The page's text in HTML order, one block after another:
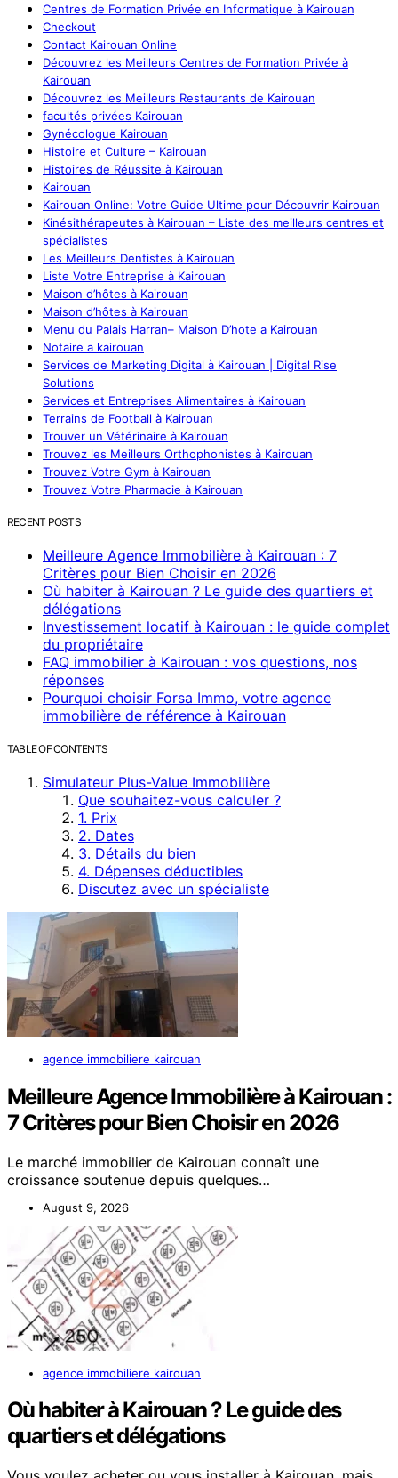
Centres de Formation Privée en Informatique à Kairouan
Checkout
Contact Kairouan Online
Découvrez les Meilleurs Centres de Formation Privée à
Kairouan
Découvrez les Meilleurs Restaurants de Kairouan
facultés privées Kairouan
Gynécologue Kairouan
Histoire et Culture – Kairouan
Histoires de Réussite à Kairouan
Kairouan
Kairouan Online: Votre Guide Ultime pour Découvrir Kairouan
Kinésithérapeutes à Kairouan – Liste des meilleurs centres et
spécialistes
Les Meilleurs Dentistes à Kairouan
Liste Votre Entreprise à Kairouan
Maison d’hôtes à Kairouan
Maison d’hôtes à Kairouan
Menu du Palais Harran– Maison D’hote a Kairouan
Notaire a kairouan
Services de Marketing Digital à Kairouan | Digital Rise
Solutions
Services et Entreprises Alimentaires à Kairouan
Terrains de Football à Kairouan
Trouver un Vétérinaire à Kairouan
Trouvez les Meilleurs Orthophonistes à Kairouan
Trouvez Votre Gym à Kairouan
Trouvez Votre Pharmacie à Kairouan
RECENT POSTS
Meilleure Agence Immobilière à Kairouan : 7
Critères pour Bien Choisir en 2026
Où habiter à Kairouan ? Le guide des quartiers et
délégations
Investissement locatif à Kairouan : le guide complet
du propriétaire
FAQ immobilier à Kairouan : vos questions, nos
réponses
Pourquoi choisir Forsa Immo, votre agence
immobilière de référence à Kairouan
TABLE OF CONTENTS
Simulateur Plus-Value Immobilière
Que souhaitez-vous calculer ?
1. Prix
2. Dates
3. Détails du bien
4. Dépenses déductibles
Discutez avec un spécialiste
agence immobiliere kairouan
Meilleure Agence Immobilière à Kairouan :
7 Critères pour Bien Choisir en 2026
Le marché immobilier de Kairouan connaît une
croissance soutenue depuis quelques…
August 9, 2026
agence immobiliere kairouan
Où habiter à Kairouan ? Le guide des
quartiers et délégations